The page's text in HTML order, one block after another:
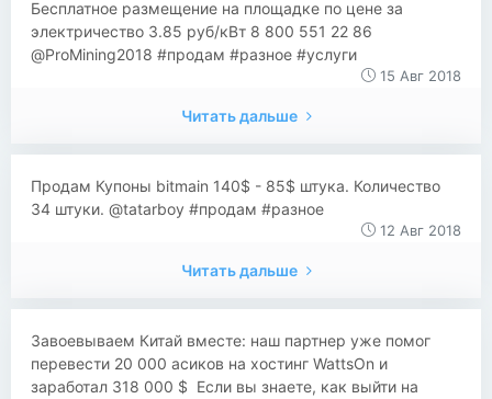
Бесплатное размещение на площадке по цене за
электричество 3.85 руб/кВт 8 800 551 22 86
@ProMining2018 #продам #разное #услуги
15 Авг 2018
Читать дальше
Продам Купоны bitmain 140$ - 85$ штука. Количество
34 штуки. @tatarboy #продам #разное
12 Авг 2018
Читать дальше
​​Завоевываем Китай вместе: наш партнер уже помог
перевести 20 000 асиков на хостинг WattsOn и
заработал 318 000 $ Если вы знаете, как выйти на